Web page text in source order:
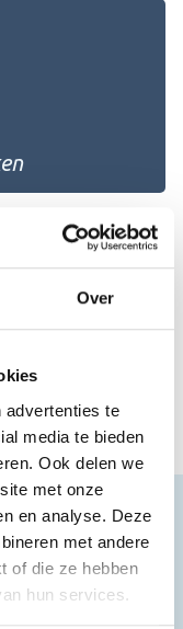
Over
advertenties te
media te bieden
Ook delen we
met onze
en analyse. Deze
met andere
of die ze hebben
hun services.